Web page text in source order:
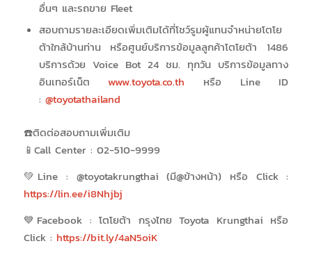
อื่นๆ และรถขาย Fleet
สอบถามรายละเอียดเพิ่มเติมได้ที่โชว์รูมผู้แทนจำหน่ายโตโย
ต้าใกล้บ้านท่าน หรือศูนย์บริการข้อมูลลูกค้าโตโยต้า 1486
บริการด้วย Voice Bot 24 ชม. ทุกวัน บริการข้อมูลทาง
อินเทอร์เน็ตwww.toyota.co.th หรือ Line ID
: @toyotathailand
☎️ติดต่อสอบถามเพิ่มเติม
📱Call Center : 02-510-9999
💚Line : @toyotakrungthai (มี@ข้างหน้า) หรือ Click :
https://lin.ee/i8Nhjbj
💙Facebook : โตโยต้า กรุงไทย Toyota Krungthai หรือ
Click : https://bit.ly/4aN5oiK